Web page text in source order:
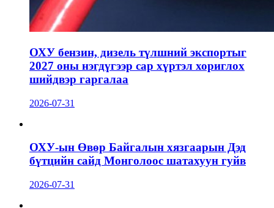
ОХУ бензин, дизель түлшний экспортыг
2027 оны нэгдүгээр сар хүртэл хориглох
шийдвэр гаргалаа
2026-07-31
ОХУ-ын Өвөр Байгалын хязгаарын Дэд
бүтцийн сайд Монголоос шатахуун гуйв
2026-07-31